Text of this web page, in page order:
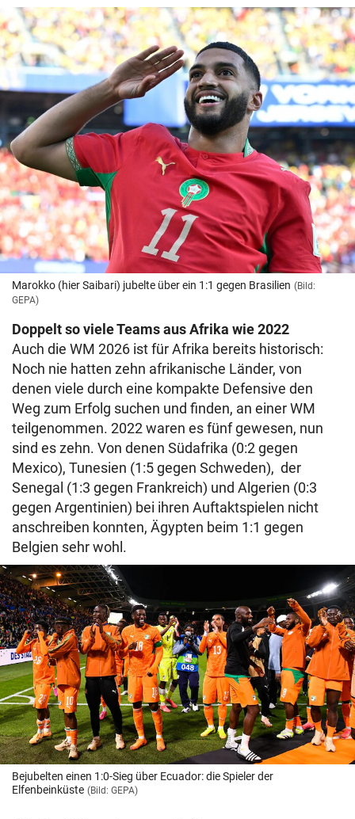
Marokko (hier Saibari) jubelte über ein 1:1 gegen Brasilien (Bild:
GEPA)
Doppelt so viele Teams aus Afrika wie 2022
Auch die WM 2026 ist für Afrika bereits historisch:
Noch nie hatten zehn afrikanische Länder, von
denen viele durch eine kompakte Defensive den
Weg zum Erfolg suchen und finden, an einer WM
teilgenommen. 2022 waren es fünf gewesen, nun
sind es zehn. Von denen Südafrika (0:2 gegen
Mexico), Tunesien (1:5 gegen Schweden), der
Senegal (1:3 gegen Frankreich) und Algerien (0:3
gegen Argentinien) bei ihren Auftaktspielen nicht
anschreiben konnten, Ägypten beim 1:1 gegen
Belgien sehr wohl.
Bejubelten einen 1:0-Sieg über Ecuador: die Spieler der
Elfenbeinküste (Bild: GEPA)